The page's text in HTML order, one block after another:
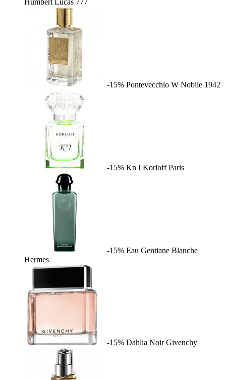
Humbert Lucas 777
-15% Pontevecchio W Nobile 1942
-15% Kn I Korloff Paris
-15% Eau Gentiane Blanche
Hermes
-15% Dahlia Noir Givenchy